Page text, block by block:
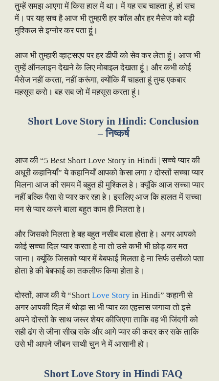
तुम्हें समझ आएगा में किस हाल में था। में यह सब चाहता हूं, हां सच
में। पर यह सच है आज भी तुम्हारी हर कॉल और हर मैसेज को बड़ी
मुश्किल से इग्नोर कर पता हूं।
आज भी तुम्हारी व्हाट्सएप पर हर डीपी को सेव कर लेता हूं। आज भी
तुम्हें ऑनलाइन देखने के लिए मोबाइल देखता हूं। और कभी कोई
मैसेज नहीं करता, नहीं करूंगा, क्योंकि मैं चाहता हूं तुम्ह एकबार
महसूस करो। बह सब जो में महसूस करता हूं।
Short Love Story in Hindi: Conclusion
– निष्कर्ष
आज की “5 Best Short Love Story in Hindi | सच्चे प्यार की
अधूरी कहानियाँ” ये कहानियाँ आपको केसा लगा ? दोस्तों सच्चा प्यार
मिलना आज की समय में बहुत ही मुश्किल हे। क्यूंकि आज सच्चा प्यार
नहीं बल्कि पैसा से प्यार कर रहा हे। इसलिए आज कि हालत में सच्चा
मन से प्यार करने बाला बहुत काम ही मिलता हे।
और जिसको मिलता हे बह बहुत नसीब बाला होता हे। अगर आपको
कोई सच्चा दिल प्यार करता हे ना तो उसे कभी भी छोड़ कर मत
जाना। क्यूंकि जिसको प्यार में बेबफाई मिलता हे ना सिर्फ उसीको पता
होता हे की बेबफाई का तकलीफ किया होता हे।
दोस्तों, आज की ये “Short Love Story in Hindi” कहानी से
अगर आपकी दिल में थोड़ा सा भी प्यार का एहसास जगाया तो इसे
अपने दोस्तों के साथ जरूर शेयर कीजिएगा ताकि वह भी जिंदगी को
सही ढंग से जीना सीख सके और आगे प्यार की कदर कर सके ताकि
उसे भी आपने जीबन साथी चुन ने में आसानी हो।
Short Love Story in Hindi FAQ